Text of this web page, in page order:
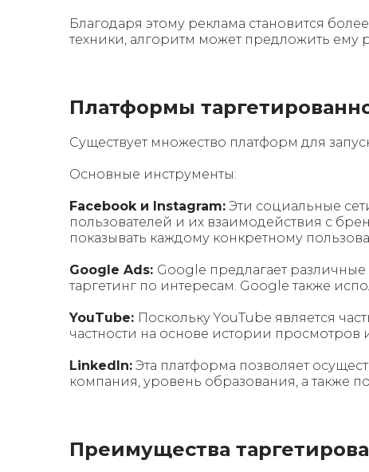
Благодаря этому реклама становится
техники, алгоритм может предложить ему
Платформы
Существует множество платформ для
Основные инструменты:
Facebook и Instagram: Эти социальные
пользователей и их взаимодействия с
показывать каждому конкретному
Google Ads: Google предлагает различные
таргетинг по интересам. Google также
YouTube: Поскольку YouTube является
частности на основе истории просмотров
LinkedIn: Эта платформа позволяет
компания, уровень образования, а также
Преимущества